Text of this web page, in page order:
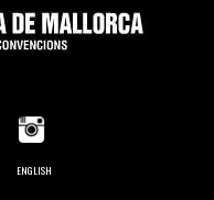
ENGLISH